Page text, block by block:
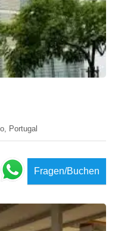
Portugal
Fragen/Buchen